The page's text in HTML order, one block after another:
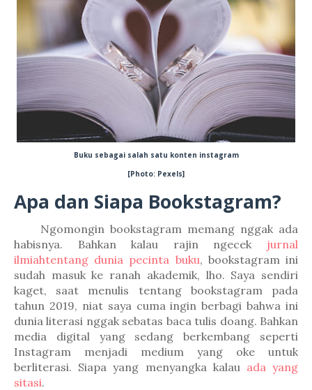
Buku sebagai salah satu konten instagram
[Photo: Pexels]
Apa dan Siapa Bookstagram?
Ngomongin bookstagram memang nggak ada
habisnya. Bahkan kalau rajin ngecek jurnal
ilmiahtentang dunia pecinta buku, bookstagram ini
sudah masuk ke ranah akademik, lho. Saya sendiri
kaget, saat menulis tentang bookstagram pada
tahun 2019, niat saya cuma ingin berbagi bahwa ini
dunia literasi nggak sebatas baca tulis doang. Bahkan
media digital yang sedang berkembang seperti
Instagram menjadi medium yang oke untuk
berliterasi. Siapa yang menyangka kalau ada yang
sitasi.